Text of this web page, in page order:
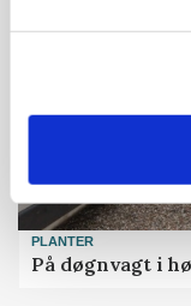
PLANTER
På døgnvagt i